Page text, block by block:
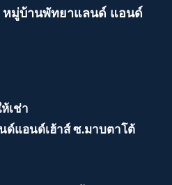
หมู่บ้านพัทยาแลนด์ แอนด์
เช่า
ด์แอนด์เฮ้าส์ ซ.มาบตาโต้